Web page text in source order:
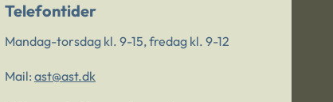
Telefontider
Mandag-torsdag kl. 9-15, fredag kl. 9-12
Mail: ast@ast.dk